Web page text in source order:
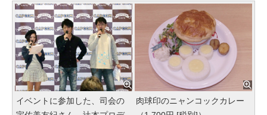
イベントに参加した、司会の
肉球印のニャンコックカレー